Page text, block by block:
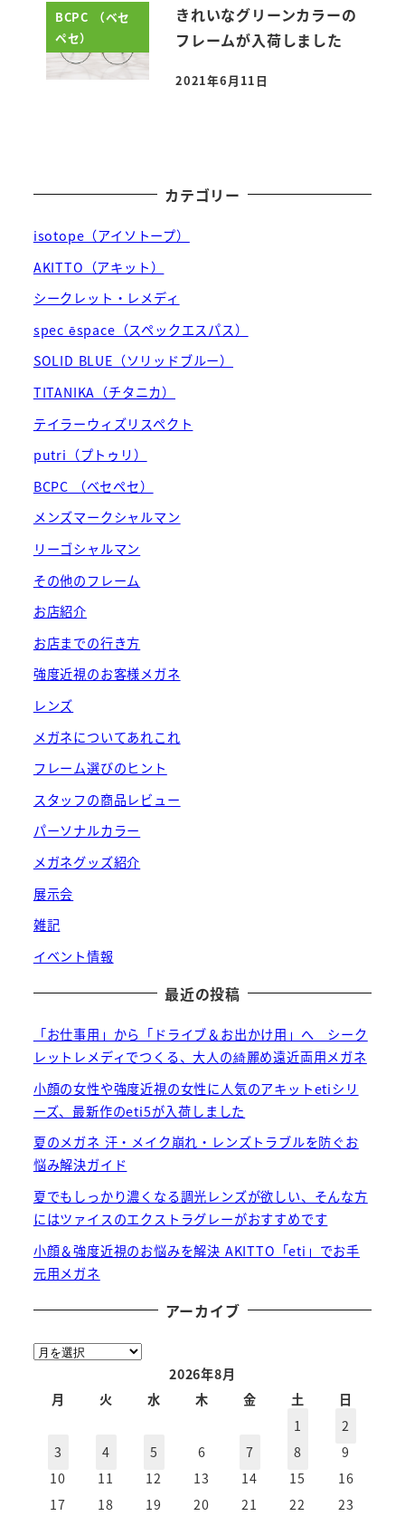
BCPC （ベセ
ペセ）
きれいなグリーンカラーの
フレームが入荷しました
投稿日
2021年6月11日
カテゴリー
isotope（アイソトープ）
AKITTO（アキット）
シークレット・レメディ
spec ēspace（スペックエスパス）
SOLID BLUE（ソリッドブルー）
TITANIKA（チタニカ）
テイラーウィズリスペクト
putri（プトゥリ）
BCPC （ベセペセ）
メンズマークシャルマン
リーゴシャルマン
その他のフレーム
お店紹介
お店までの行き方
強度近視のお客様メガネ
レンズ
メガネについてあれこれ
フレーム選びのヒント
スタッフの商品レビュー
パーソナルカラー
メガネグッズ紹介
展示会
雑記
イベント情報
最近の投稿
「お仕事用」から「ドライブ＆お出かけ用」へ シーク
レットレメディでつくる、大人の綺麗め遠近両用メガネ
小顔の女性や強度近視の女性に人気のアキットetiシリ
ーズ、最新作のeti5が入荷しました
夏のメガネ 汗・メイク崩れ・レンズトラブルを防ぐお
悩み解決ガイド
夏でもしっかり濃くなる調光レンズが欲しい、そんな方
にはツァイスのエクストラグレーがおすすめです
小顔＆強度近視のお悩みを解決 AKITTO「eti」でお手
元用メガネ
アーカイブ
ア
2026年8月
月
火 水 木 金 土
日
1
2
3
4 5 6 7 8
9
10
11 12 13 14 15
16
17
18 19 20 21 22
23